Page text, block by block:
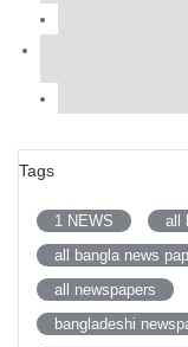
Tags
1 NEWS
all
all bangla news
all newspapers
bangladeshi